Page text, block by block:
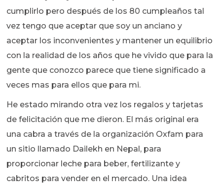
cumplirlo pero después de los 80 cumpleaños tal
vez tengo que aceptar que soy un anciano y
aceptar los inconvenientes y mantener un equilibrio
con la realidad de los años que he vivido que para la
gente que conozco parece que tiene significado a
veces mas para ellos que para mi.
He estado mirando otra vez los regalos y tarjetas
de felicitación que me dieron. El más original era
una cabra a través de la organización Oxfam para
un sitio llamado Dailekh en Nepal, para
proporcionar leche para beber, fertilizante y
cabritos para vender en el mercado. Una idea